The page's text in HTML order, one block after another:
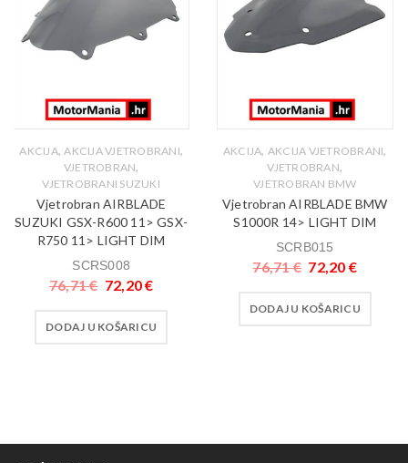
AKCIJA, AKCIJA VJETROBRANI,
VJETROBRAN,
VJETROBRANI SUZUKI
Vjetrobran AIRBLADE
SUZUKI GSX-R600 11> GSX-
R750 11> LIGHT DIM
SCRS008
76,71€ 72,20€
DODAJ U KOŠARICU
AKCIJA, AKCIJA VJETROBRANI,
VJETROBRAN,
VJETROBRAN BMW
Vjetrobran AIRBLADE BMW
S1000R 14> LIGHT DIM
SCRB015
76,71€ 72,20 €
DODAJ U KOŠARICU